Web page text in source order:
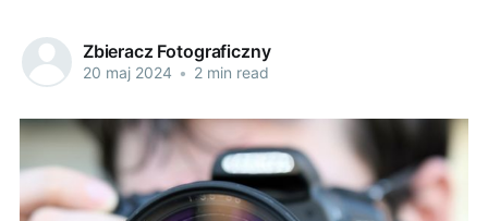
Zbieracz Fotograficzny
20 maj 2024 • 2 min read